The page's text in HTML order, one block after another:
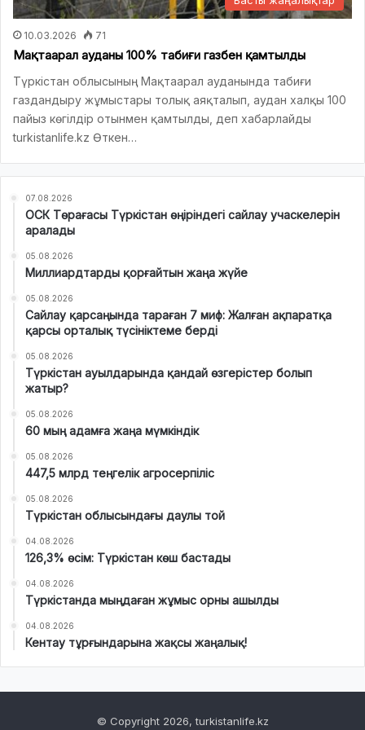
10.03.2026 71
Мақтаарал ауданы 100% табиғи газбен қамтылды
Түркістан облысының Мақтаарал ауданында табиғи
газдандыру жұмыстары толық аяқталып, аудан халқы 100
пайыз көгілдір отынмен қамтылды, деп хабарлайды
turkistanlife.kz Өткен…
07.08.2026
ОСК Төрағасы Түркістан өңіріндегі сайлау учаскелерін
аралады
05.08.2026
Миллиардтарды қорғайтын жаңа жүйе
05.08.2026
Сайлау қарсаңында тараған 7 миф: Жалған ақпаратқа
қарсы орталық түсініктеме берді
05.08.2026
Түркістан ауылдарында қандай өзгерістер болып
жатыр?
05.08.2026
60 мың адамға жаңа мүмкіндік
05.08.2026
447,5 млрд теңгелік агросерпіліс
05.08.2026
Түркістан облысындағы даулы той
04.08.2026
126,3% өсім: Түркістан көш бастады
04.08.2026
Түркістанда мыңдаған жұмыс орны ашылды
04.08.2026
Кентау тұрғындарына жақсы жаңалық!
© Copyright 2026, turkistanlife.kz